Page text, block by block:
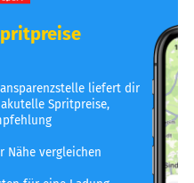
liefert dir
akutelle Spritpreise,
Nähe vergleichen